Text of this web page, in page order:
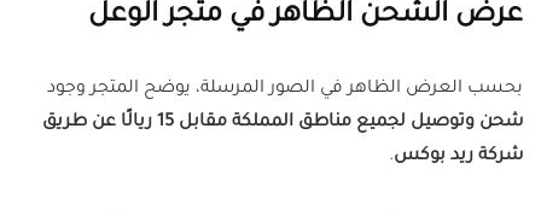
عرض الشحن الظاهر في متجر الوعل
بحسب العرض الظاهر في الصور المرسلة، يوضح المتجر وجود
شحن وتوصيل لجميع مناطق المملكة مقابل 15 ريالًا عن طريق
شركة ريد بوكس.